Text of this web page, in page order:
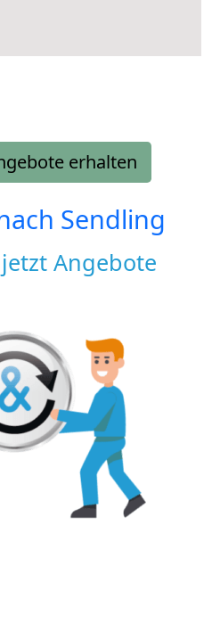
erhalten
Sendling
Angebote